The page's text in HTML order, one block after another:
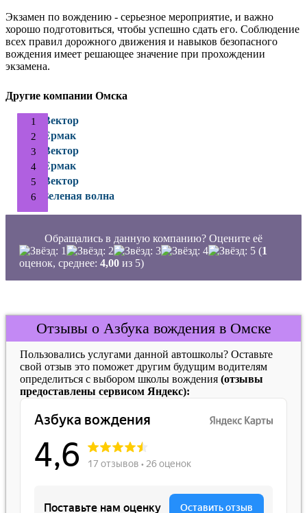
Экзамен по вождению - серьезное мероприятие, и важно
хорошо подготовиться, чтобы успешно сдать его. Соблюдение
всех правил дорожного движения и навыков безопасного
вождения имеет решающее значение при прохождении
экзамена.
Другие компании Омска
Вектор
Ермак
Вектор
Ермак
Вектор
Зеленая волна
Обращались в данную компанию? Оцените её
(1
оценок, среднее: 4,00 из 5)
Отзывы о Азбука вождения в Омске
Пользовались услугами данной автошколы? Оставьте
свой отзыв это поможет другим будущим водителям
определиться с выбором школы вождения (отзывы
предоставлены сервисом Яндекс):